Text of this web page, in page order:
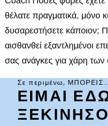
θέλατε πραγματικά, μόνο
δυσαρεστήσετε κάποιον;
αισθανθεί εξαντλημένοι
σας ανάγκες για χάρη
Σε περιμένω,
ΕΙΜΑΙ